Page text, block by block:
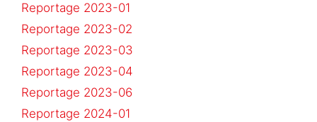
Reportage 2023-01
Reportage 2023-02
Reportage 2023-03
Reportage 2023-04
Reportage 2023-06
Reportage 2024-01